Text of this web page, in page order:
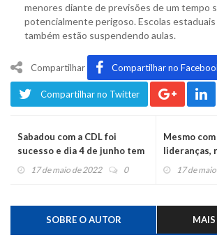
menores diante de previsões de um tempo
potencialmente perigoso. Escolas estaduais
também estão suspendendo aulas.
Compartilhar Compartilhar no
Compartilhar no Twitter
Sabadou com a CDL foi
sucesso e dia 4 de junho tem
mais17 de maio de 2022 0
Mesmo
lideranças,
leilão das
17 de
SOBRE O AUTOR